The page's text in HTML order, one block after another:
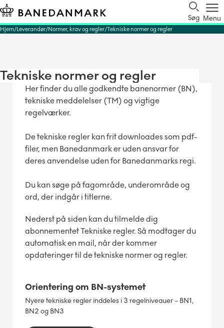
Søg Menu
Hjem Leverandør Normer, krav og regler Tekniske normer og regler
Tekniske normer og regler
Her finder du alle godkendte banenormer (BN),
tekniske meddelelser (TM) og vigtige
regelværker.
De tekniske regler kan frit downloades som pdf-
filer, men Banedanmark er uden ansvar for
deres anvendelse uden for Banedanmarks regi.
Du kan søge på fagområde, underområde og
ord, der indgår i titlerne.
Nederst på siden kan du tilmelde dig
abonnementet Tekniske regler. Så modtager du
automatisk en mail, når der kommer
opdateringer til de tekniske normer og regler.
Orientering om BN-systemet
Nyere tekniske regler inddeles i 3 regelniveauer – BN1,
BN2 og BN3